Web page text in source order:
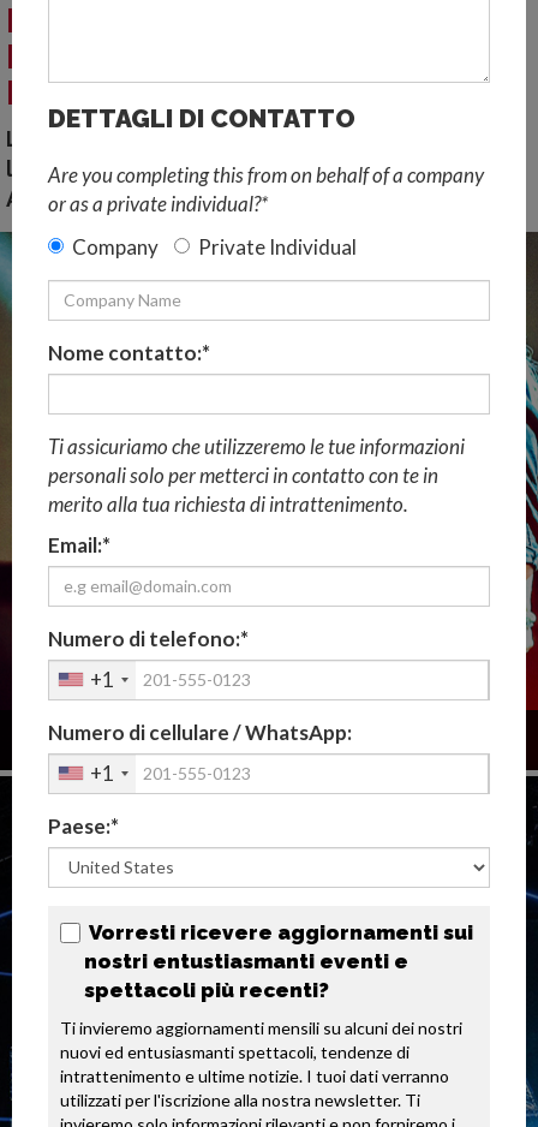
IDEE DI INTRATTENIMENTO A
DUBAI CHE MOSTRANO LA PIÙ
RECENTE TECNOLOGIA
La tecnologia preferita trai clienti a livello
locale si esibisce agli stand fieristici a Dubai e
Abu Dhabi...
PITTURA DAL VIVO IN REALTÀ VIRTUALE
DETTAGLI DI CONTATTO
Are you completing this from on behalf of a company
or as a private individual?*
Company
Private Individual
Nome contatto:*
Ti assicuriamo che utilizzeremo le tue informazioni
personali solo per metterci in contatto con te in
merito alla tua richiesta di intrattenimento.
Email:*
Numero di telefono:*
+1
Numero di cellulare / WhatsApp:
+1
Paese:*
Vorresti ricevere aggiornamenti sui
nostri entustiasmanti eventi e
spettacoli più recenti?
Ti invieremo aggiornamenti mensili su alcuni dei nostri
nuovi ed entusiasmanti spettacoli, tendenze di
intrattenimento e ultime notizie. I tuoi dati verranno
utilizzati per l'iscrizione alla nostra newsletter. Ti